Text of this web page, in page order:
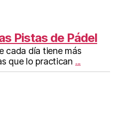
Pistas de Pádel
cada día tiene más
que lo practican ...